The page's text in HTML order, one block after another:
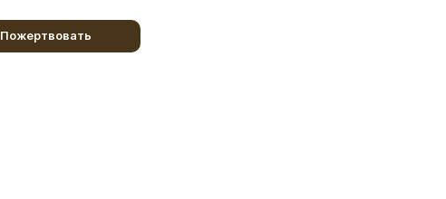
Пожертвовать